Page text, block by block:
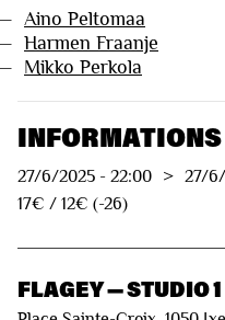
Aino Peltomaa
Harmen Fraanje
Mikko Perkola
27/6/2025 - 22:00 > 27/
17€ / 12€ (-26)
FLAGEY — STUDIO 1